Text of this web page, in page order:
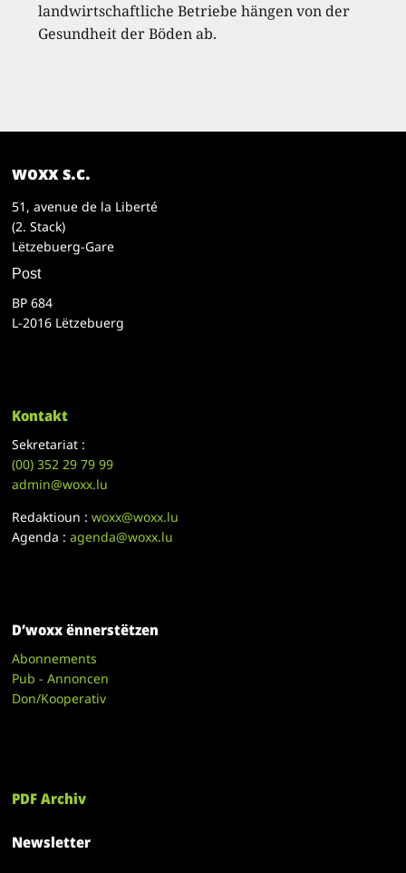
landwirtschaftliche Betriebe hängen von der
Gesundheit der Böden ab.
woxx s.c.
51, avenue de la Liberté
(2. Stack)
Lëtzebuerg-Gare
Post
BP 684
L-2016 Lëtzebuerg
Kontakt
Sekretariat :
(00)352 29 79 99
admin@woxx.lu
Redaktioun :woxx@woxx.lu
Agenda :agenda@woxx.lu
D’woxx ënnerstëtzen
Abonnements
Pub - Annoncen
Don/Kooperativ
PDF Archiv
Newsletter